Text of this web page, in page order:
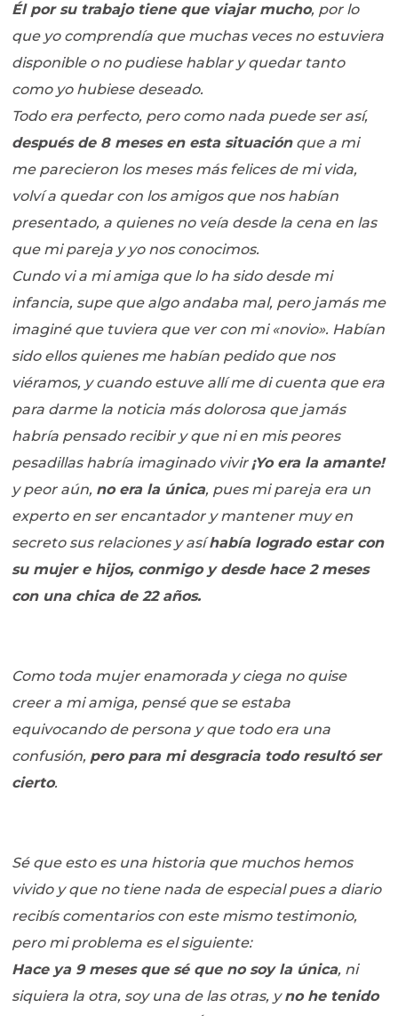
Él por su trabajo tiene que viajar mucho, por lo
que yo comprendía que muchas veces no estuviera
disponible o no pudiese hablar y quedar tanto
como yo hubiese deseado.
Todo era perfecto, pero como nada puede ser así,
después de 8 meses en esta situaciónque a mi
me parecieron los meses más felices de mi vida,
volví a quedar con los amigos que nos habían
presentado, a quienes no veía desde la cena en las
que mi pareja y yo nos conocimos.
Cundo vi a mi amiga que lo ha sido desde mi
infancia, supe que algo andaba mal, pero jamás me
imaginé que tuviera que ver con mi «novio». Habían
sido ellos quienes me habían pedido que nos
viéramos, y cuando estuve allí me di cuenta que era
para darme la noticia más dolorosa que jamás
habría pensado recibir y que ni en mis peores
pesadillas habría imaginado vivir ¡Yo era la amante!
y peor aún, no era la única, pues mi pareja era un
experto en ser encantador y mantener muy en
secreto sus relaciones y asíhabía logrado estar con
su mujer e hijos, conmigo y desde hace 2 meses
con una chica de 22 años.
Como toda mujer enamorada y ciega no quise
creer a mi amiga, pensé que se estaba
equivocando de persona y que todo era una
confusión, pero para mi desgracia todo resultó ser
cierto.
Sé que esto es una historia que muchos hemos
vivido y que no tiene nada de especial pues a diario
recibís comentarios con este mismo testimonio,
pero mi problema es el siguiente:
Hace ya 9 meses que sé que no soy la única, ni
siquiera la otra, soy una de las otras, yno he tenido